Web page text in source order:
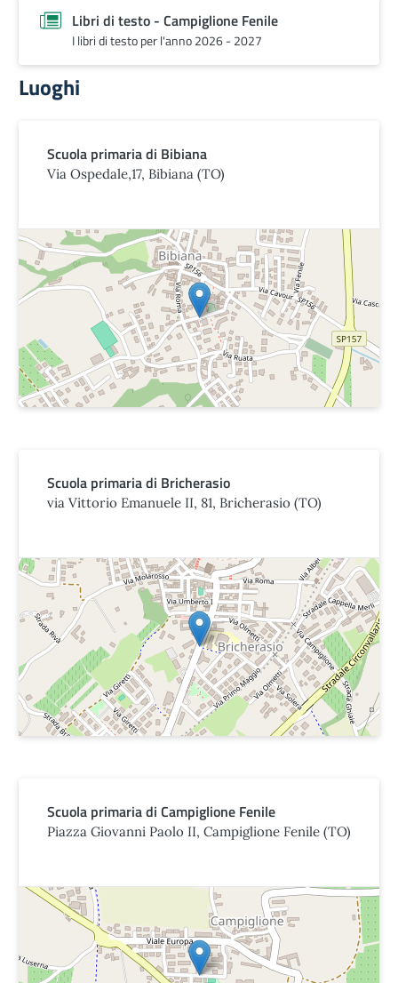
Libri di testo - Campiglione Fenile
I libri di testo per l'anno 2026 - 2027
Luoghi
Scuola primaria di Bibiana
Via Ospedale,17, Bibiana (TO)
Scuola primaria di Bricherasio
via Vittorio Emanuele II, 81, Bricherasio (TO)
Scuola primaria di Campiglione Fenile
Piazza Giovanni Paolo II, Campiglione Fenile (TO)